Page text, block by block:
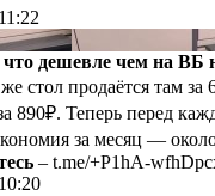
дешевле чем на ВБ
стол продаётся там за
Теперь перед
за месяц —
– t.me/+P1hA-